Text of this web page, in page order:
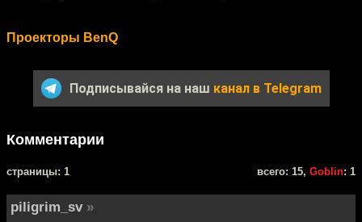
Проекторы BenQ
Подписывайся на наш канал в Telegram
Комментарии
cтраницы: 1 всего: 15, Goblin: 1
piligrim_sv »